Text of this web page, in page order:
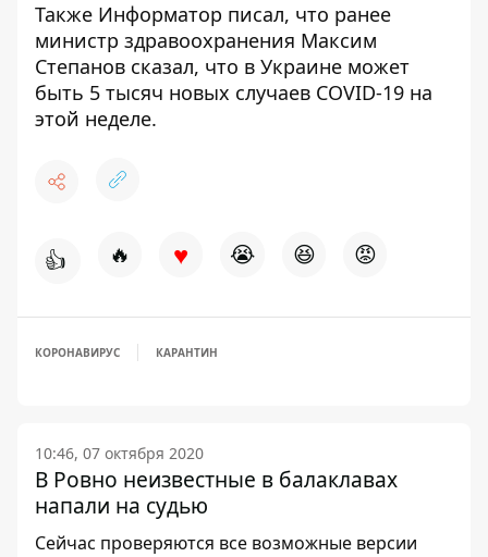
Также Информатор писал, что ранее
министр здравоохранения Максим
Степанов сказал, что в Украине может
быть 5 тысяч новых случаев COVID-19 на
этой неделе.
👍 🔥 ♥ 😭 😆 😡
КОРОНАВИРУС КАРАНТИН
10:46, 07 октября 2020
В Ровно неизвестные в балаклавах
напали на судью
Сейчас проверяются все возможные версии